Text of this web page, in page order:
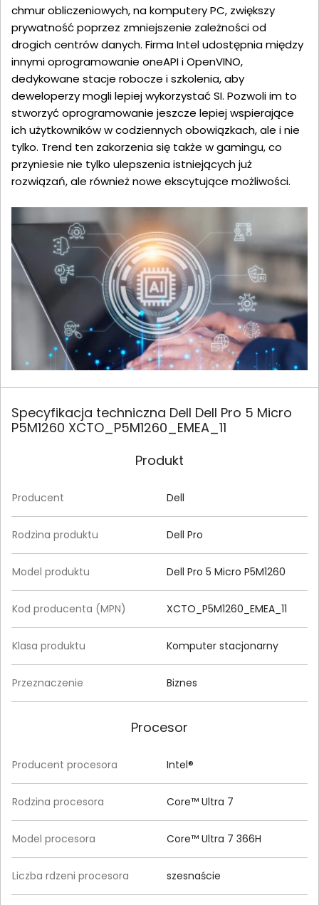
chmur obliczeniowych, na komputery PC, zwiększy
prywatność poprzez zmniejszenie zależności od
drogich centrów danych. Firma Intel udostępnia między
innymi oprogramowanie oneAPI i OpenVINO,
dedykowane stacje robocze i szkolenia, aby
deweloperzy mogli lepiej wykorzystać SI. Pozwoli im to
stworzyć oprogramowanie jeszcze lepiej wspierające
ich użytkowników w codziennych obowiązkach, ale i nie
tylko. Trend ten zakorzenia się także w gamingu, co
przyniesie nie tylko ulepszenia istniejących już
rozwiązań, ale również nowe ekscytujące możliwości.
Specyfikacja techniczna Dell Dell Pro 5 Micro
P5M1260 XCTO_P5M1260_EMEA_11
Produkt
Producent Dell
Rodzina produktu Dell Pro
Model produktu Dell Pro 5 Micro P5M1260
Kod producenta (MPN) XCTO_P5M1260_EMEA_11
Klasa produktu Komputer stacjonarny
Przeznaczenie Biznes
Procesor
Producent procesora Intel®
Rodzina procesora Core™ Ultra 7
Model procesora Core™ Ultra 7 366H
Liczba rdzeni procesora szesnaście